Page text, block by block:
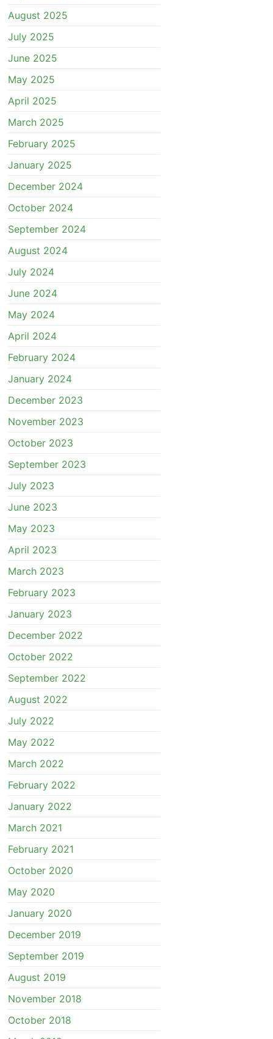
August 2025
July 2025
June 2025
May 2025
April 2025
March 2025
February 2025
January 2025
December 2024
October 2024
September 2024
August 2024
July 2024
June 2024
May 2024
April 2024
February 2024
January 2024
December 2023
November 2023
October 2023
September 2023
July 2023
June 2023
May 2023
April 2023
March 2023
February 2023
January 2023
December 2022
October 2022
September 2022
August 2022
July 2022
May 2022
March 2022
February 2022
January 2022
March 2021
February 2021
October 2020
May 2020
January 2020
December 2019
September 2019
August 2019
November 2018
October 2018